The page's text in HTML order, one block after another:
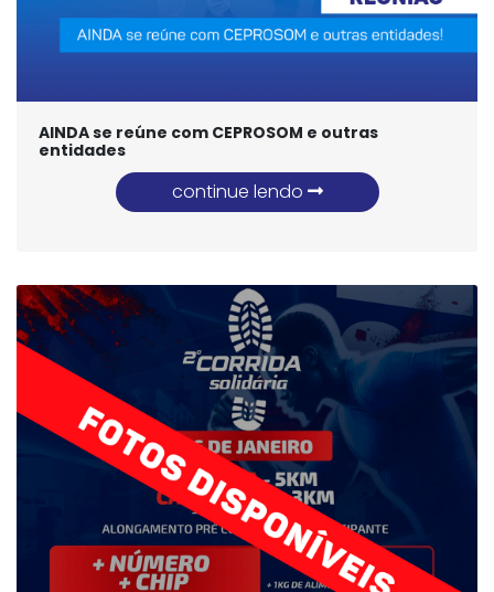
AINDA se reúne com CEPROSOM e outras
entidades
continue lendo